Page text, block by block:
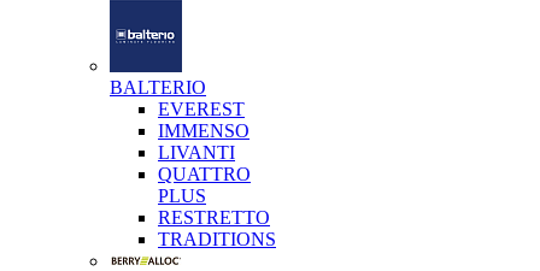
BALTERIO
EVEREST
IMMENSO
LIVANTI
QUATTRO
PLUS
RESTRETTO
TRADITIONS